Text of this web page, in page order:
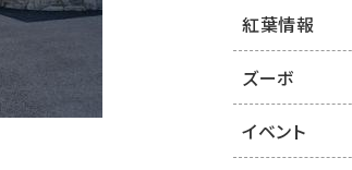
紅葉情報
ズーボ
イベント